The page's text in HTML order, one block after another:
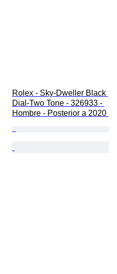
Rolex - Sky-Dweller Black
Dial-Two Tone - 326933 -
Hombre - Posterior a 2020